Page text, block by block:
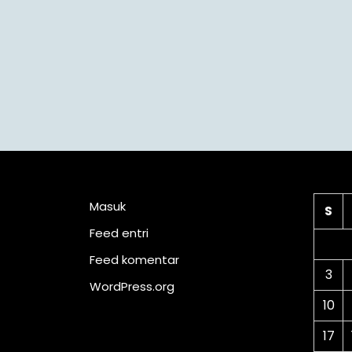
Masuk
Feed entri
Feed komentar
WordPress.org
S
3
10
17